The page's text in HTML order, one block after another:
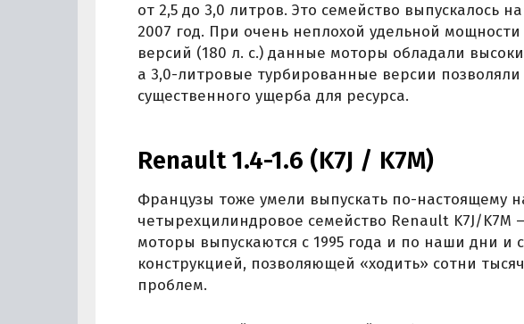
от 2,5 до 3,0 литров. Это семейство выпускалось
2007 год. При очень неплохой удельной
версий (180 л. с.) данные моторы обладали
а 3,0-литровые турбированные версии позволяли
существенного ущерба для ресурса.
Renault 1.4-1.6 (K7J / K7M)
Французы тоже умели выпускать по-настоящему
четырехцилиндровое семейство Renault K7J/K7M
моторы выпускаются с 1995 года и по наши дни и
конструкцией, позволяющей «ходить» сотни
проблем.